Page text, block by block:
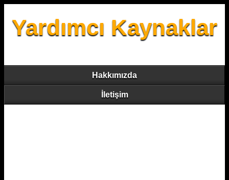
Yardımcı Kaynaklar
Hakkımızda
İletişim